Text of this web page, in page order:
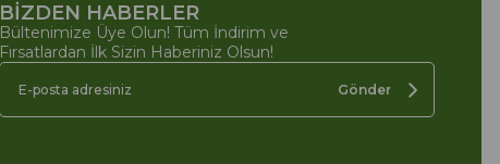
BİZDEN HABERLER
Bültenimize Üye Olun! Tüm İndirim ve
Fırsatlardan İlk Sizin Haberiniz Olsun!
Gönder